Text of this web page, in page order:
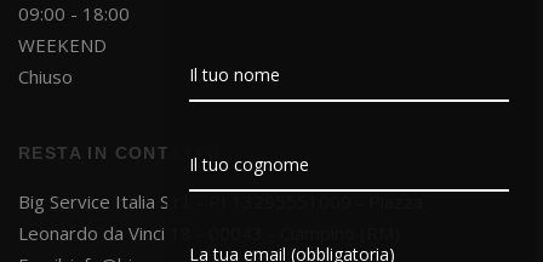
09:00 - 18:00
WEEKEND
Chiuso
RESTA IN CONTATTO
Big Service Italia S.r.l. - PI 13295551009 - Piazza
Leonardo da Vinci 18 - 00043 - Ciampino (RM)